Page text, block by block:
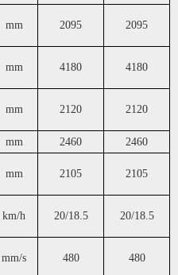
mm 2095 2095
mm 4180 4180
mm 2120 2120
mm 2460 2460
mm 2105 2105
km/h 20/18.5 20/18.5
mm/s 480 480